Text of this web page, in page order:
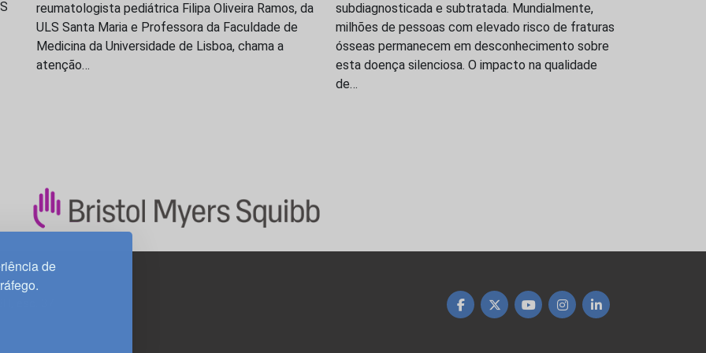
de
reumatologista pediátrica Filipa Oliveira Ramos, da
ULS Santa Maria e Professora da Faculdade de
Medicina da Universidade de Lisboa, chama a
atenção…
subdiagnosticada e subtratada. Mundialmente,
milhões de pessoas com elevado risco de fraturas
ósseas permanecem em desconhecimento sobre
esta doença silenciosa. O impacto na qualidade
de…